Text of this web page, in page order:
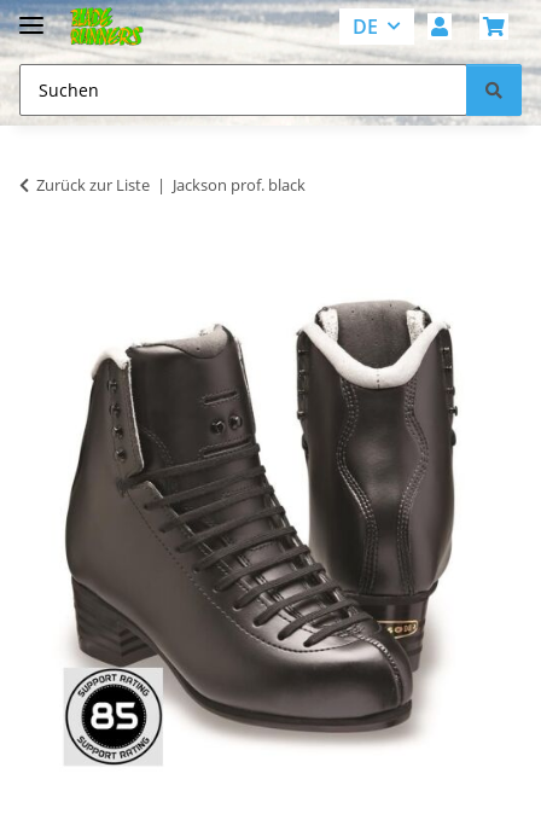
DE
Zurück zur Liste Jackson prof. black